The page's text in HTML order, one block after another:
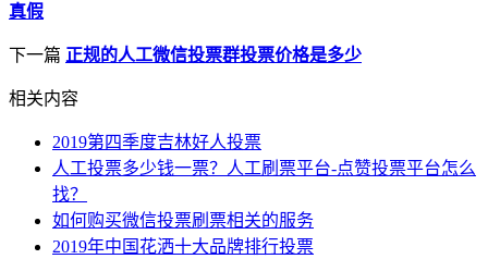
真假
下一篇 正规的人工微信投票群投票价格是多少
相关内容
2019第四季度吉林好人投票
人工投票多少钱一票？人工刷票平台-点赞投票平台怎么
找？
如何购买微信投票刷票相关的服务
2019年中国花洒十大品牌排行投票